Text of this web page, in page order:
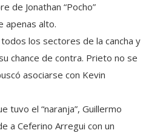
de Jonathan “Pocho”
apenas alto.
los sectores de la cancha y
chance de contra. Prieto no se
asociarse con Kevin
tuvo el “naranja”, Guillermo
a Ceferino Arregui con un